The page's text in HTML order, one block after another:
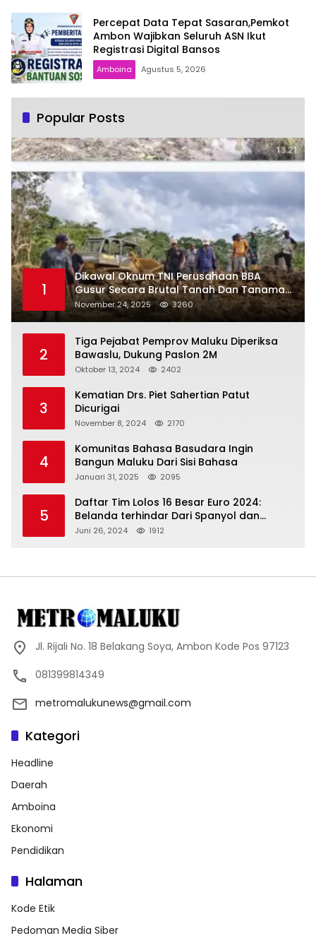
Percepat Data Tepat Sasaran,Pemkot
Ambon Wajibkan Seluruh ASN Ikut
Registrasi Digital Bansos
Amboina Agustus 5, 2026
Popular Posts
1
Dikawal Oknum TNI Perusahaan BBA
Gusur Secara Brutal Tanah Dan Tanaman
Warga, Akademisi Unpatti Minta Pangdam
Tertibkan Anggotanya
November 24, 2025 3260
2
Tiga Pejabat Pemprov Maluku Diperiksa
Bawaslu, Dukung Paslon 2M
Oktober 13, 2024 2402
3
Kematian Drs. Piet Sahertian Patut
Dicurigai
November 8, 2024 2170
4
Komunitas Bahasa Basudara Ingin
Bangun Maluku Dari Sisi Bahasa
Januari 31, 2025 2095
5
Daftar Tim Lolos 16 Besar Euro 2024:
Belanda terhindar Dari Spanyol dan
Ingriss, Prancis Bertemu Belgia
Juni 26, 2024 1912
Jl. Rijali No. 18 Belakang Soya, Ambon Kode Pos 97123
081399814349
metromalukunews@gmail.com
Kategori
Headline
Daerah
Amboina
Ekonomi
Pendidikan
Halaman
Kode Etik
Pedoman Media Siber